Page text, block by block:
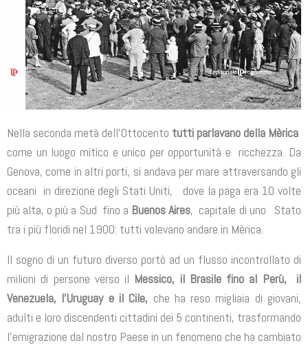
Nella seconda metà dell’Ottocento tutti parlavano della Mèrica
come un luogo mitico e unico per opportunità e ricchezza. Da
Genova, come in altri porti, si andava per mare attraversando gli
oceani in direzione degli Stati Uniti, dove la paga era 10 volte
più alta, o più a Sud fino a Buenos Aires, capitale di uno Stato
tra i più floridi nel 1900: tutti volevano andare in Mèrica.
Il sogno di un futuro diverso portò ad un flusso incontrollato di
milioni di persone verso il Messico, il Brasile fino al Perù, il
Venezuela, l’Uruguay e il Cile, che ha reso migliaia di giovani,
adulti e loro discendenti cittadini dei 5 continenti, trasformando
l’emigrazione dal nostro Paese in un fenomeno che ha cambiato